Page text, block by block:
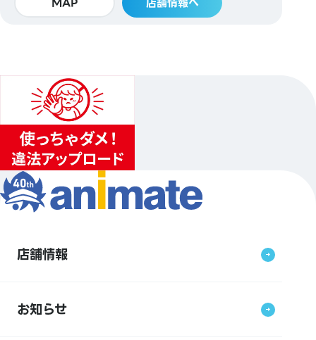
店舗情報
お知らせ